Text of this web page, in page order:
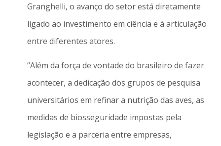
Granghelli, o avanço do setor está diretamente
ligado ao investimento em ciência e à articulação
entre diferentes atores.
“Além da força de vontade do brasileiro de fazer
acontecer, a dedicação dos grupos de pesquisa
universitários em refinar a nutrição das aves, as
medidas de biosseguridade impostas pela
legislação e a parceria entre empresas,